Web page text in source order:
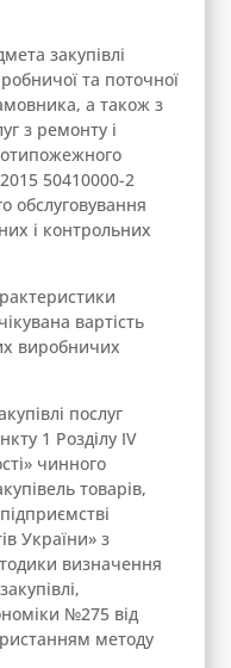
закупівлі
та поточної
а також з
з ремонту і
50410000-2
обслуговування
і контрольних
вартість
виробничих
послуг
1 Розділу ІV
чинного
товарів,
України» з
визначення
№275 від
методу